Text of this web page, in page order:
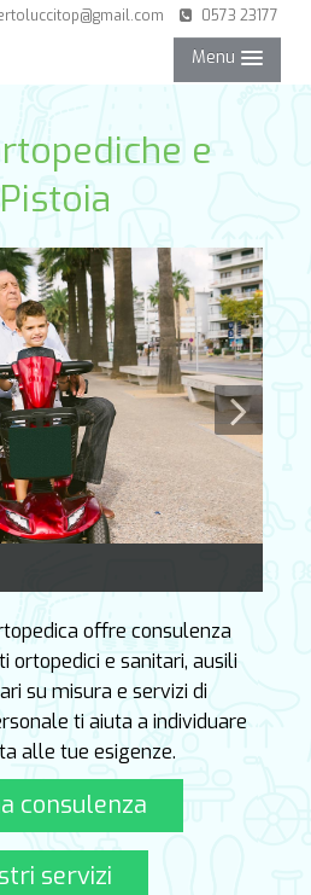
0573 23177
Menu
e
offre consulenza
ortopedici e sanitari, ausili
su misura e servizi di
ti aiuta a individuare
alle tue esigenze.
consulenza
servizi